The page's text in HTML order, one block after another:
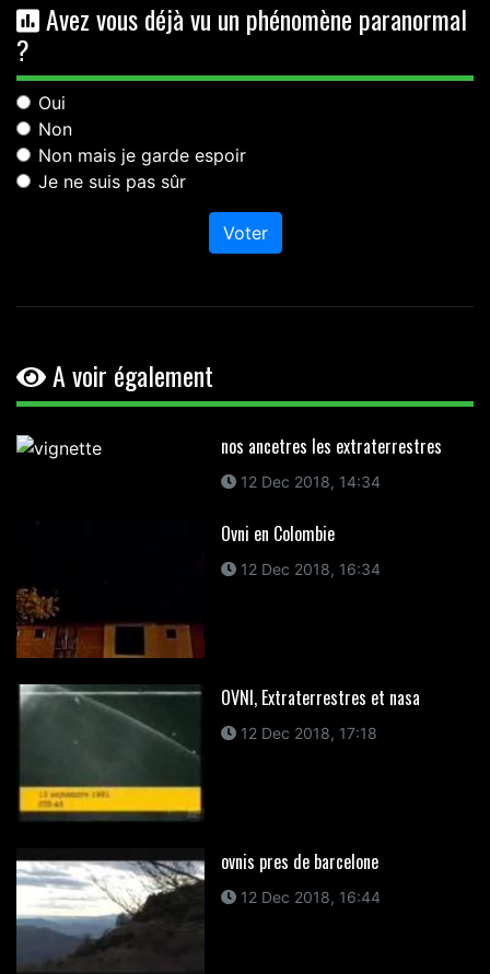
Avez vous déjà vu un phénomène paranormal
?
Oui
Non
Non mais je garde espoir
Je ne suis pas sûr
Voter
A voir également
nos ancetres les extraterrestres
12 Dec 2018, 14:34
Ovni en Colombie
12 Dec 2018, 16:34
OVNI, Extraterrestres et nasa
12 Dec 2018, 17:18
ovnis pres de barcelone
12 Dec 2018, 16:44